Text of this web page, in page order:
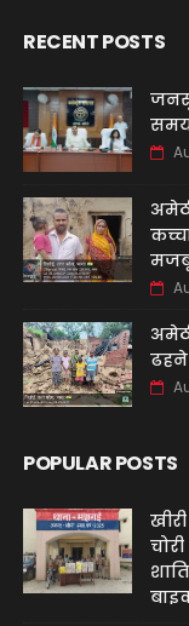
RECENT POSTS
ढहने
POPULAR POSTS